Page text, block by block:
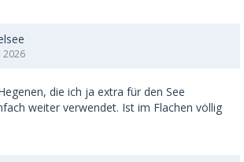
2026
die ich ja extra für den See
weiter verwendet. Ist im Flachen völlig